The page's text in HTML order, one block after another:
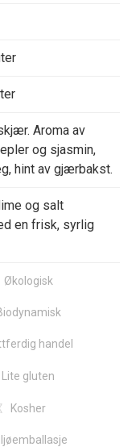
Aroma av
og sjasmin,
hint av gjærbakst.
og salt
en frisk, syrlig
Økologisk
handel
Lite gluten
Kosher